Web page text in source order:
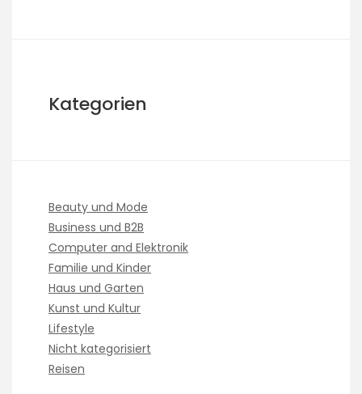
Kategorien
Beauty und Mode
Business und B2B
Computer and Elektronik
Familie und Kinder
Haus und Garten
Kunst und Kultur
Lifestyle
Nicht kategorisiert
Reisen